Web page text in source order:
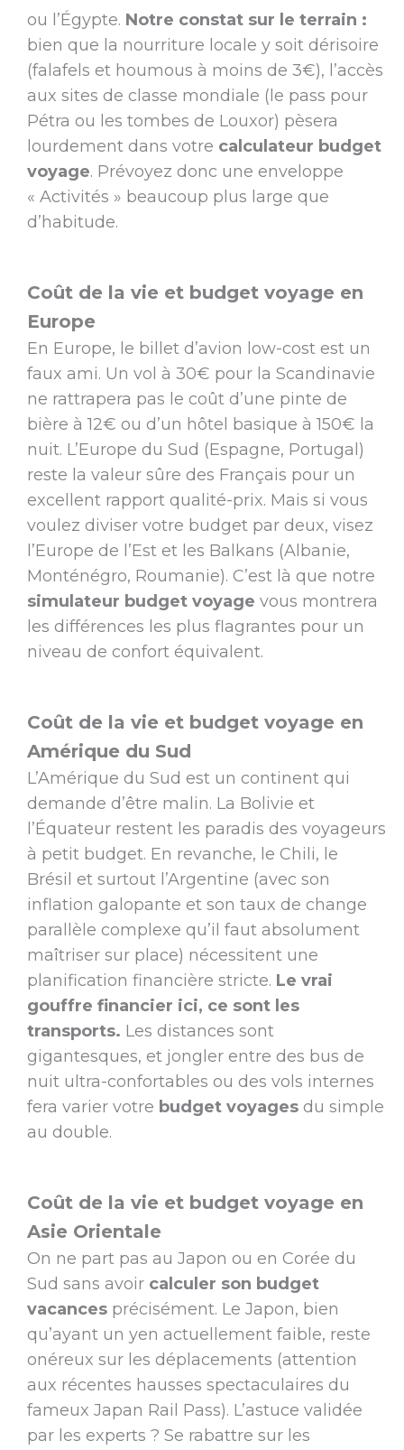
ou l’Égypte. Notre constat sur le terrain :
bien que la nourriture locale y soit dérisoire
(falafels et houmous à moins de 3€), l’accès
aux sites de classe mondiale (le pass pour
Pétra ou les tombes de Louxor) pèsera
lourdement dans votre calculateur budget
voyage. Prévoyez donc une enveloppe
« Activités » beaucoup plus large que
d’habitude.
Coût de la vie et budget voyage en
Europe
En Europe, le billet d’avion low-cost est un
faux ami. Un vol à 30€ pour la Scandinavie
ne rattrapera pas le coût d’une pinte de
bière à 12€ ou d’un hôtel basique à 150€ la
nuit. L’Europe du Sud (Espagne, Portugal)
reste la valeur sûre des Français pour un
excellent rapport qualité-prix. Mais si vous
voulez diviser votre budget par deux, visez
l’Europe de l’Est et les Balkans (Albanie,
Monténégro, Roumanie). C’est là que notre
simulateur budget voyage vous montrera
les différences les plus flagrantes pour un
niveau de confort équivalent.
Coût de la vie et budget voyage en
Amérique du Sud
L’Amérique du Sud est un continent qui
demande d’être malin. La Bolivie et
l’Équateur restent les paradis des voyageurs
à petit budget. En revanche, le Chili, le
Brésil et surtout l’Argentine (avec son
inflation galopante et son taux de change
parallèle complexe qu’il faut absolument
maîtriser sur place) nécessitent une
planification financière stricte. Le vrai
gouffre financier ici, ce sont les
transports. Les distances sont
gigantesques, et jongler entre des bus de
nuit ultra-confortables ou des vols internes
fera varier votre budget voyagesdu simple
au double.
Coût de la vie et budget voyage en
Asie Orientale
On ne part pas au Japon ou en Corée du
Sud sans avoir calculer son budget
vacancesprécisément. Le Japon, bien
qu’ayant un yen actuellement faible, reste
onéreux sur les déplacements (attention
aux récentes hausses spectaculaires du
fameux Japan Rail Pass). L’astuce validée
par les experts ? Se rabattre sur les